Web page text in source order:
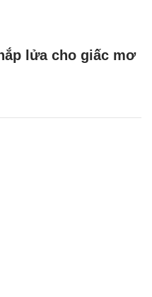
lửa cho giấc mơ